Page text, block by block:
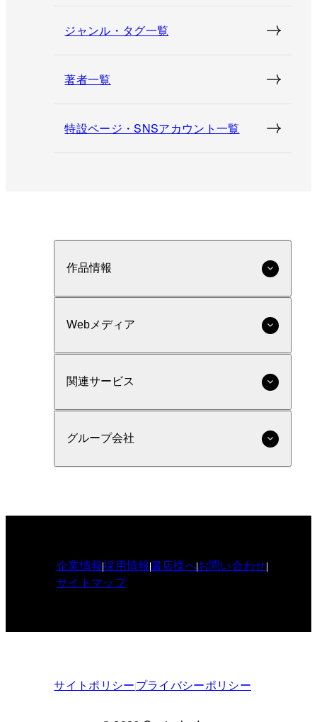
ジャンル・タグ一覧
著者一覧
特設ページ・SNSアカウント一覧
作品情報
Webメディア
関連サービス
グループ会社
企業情報採用情報書店様へお問い合わせ
サイトマップ
サイトポリシープライバシーポリシー